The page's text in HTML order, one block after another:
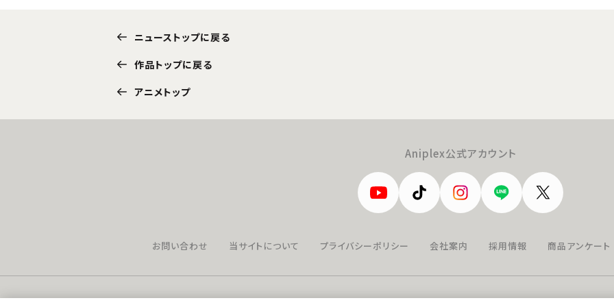
ニューストップに戻る
作品トップに戻る
アニメトップ
Aniplex公式アカウント
お問い合わせ 当サイトについて プライバシーポリシー 会社案内 採用情報 商品アンケート